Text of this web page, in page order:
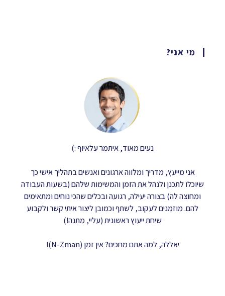
מי אני?
נעים מאוד, איתמר עלאיוף :)
אני מייעץ, מדריך ומלווה ארגונים ואנשים בתהליך אישי כך
שיוכלו לתכנן ולנהל את הזמן והמשימות שלהם (בשעות העבודה
ומחוצה לה) בצורה יעילה, רגועה ובכלים שהכי נוחים ומתאימים
להם. מוזמנים לעקוב, לשתף וכמובן ליצור איתי קשר ולקבוע
שיחת ייעוץ ראשונית (עליי, מתנה!)
יאללה, למה אתם מחכים? אין זמן (N-Zman)!